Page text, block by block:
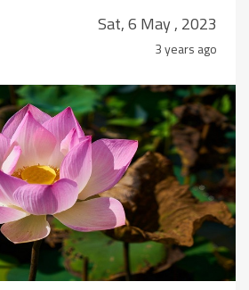
Sat, 6 May , 2023
3 years ago